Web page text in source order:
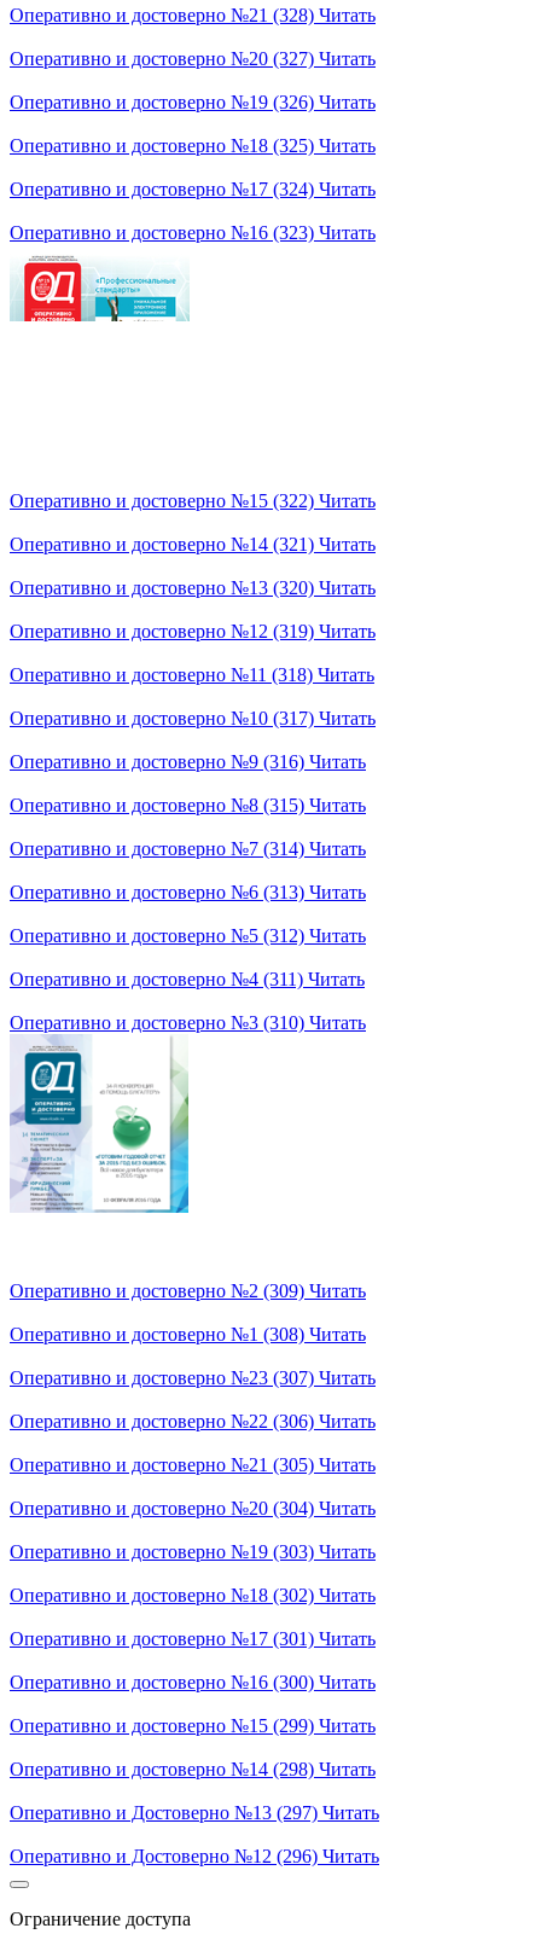
Оперативно и достоверно №21 (328) Читать
Оперативно и достоверно №20 (327) Читать
Оперативно и достоверно №19 (326) Читать
Оперативно и достоверно №18 (325) Читать
Оперативно и достоверно №17 (324) Читать
Оперативно и достоверно №16 (323) Читать
Оперативно и достоверно №15 (322) Читать
Оперативно и достоверно №14 (321) Читать
Оперативно и достоверно №13 (320) Читать
Оперативно и достоверно №12 (319) Читать
Оперативно и достоверно №11 (318) Читать
Оперативно и достоверно №10 (317) Читать
Оперативно и достоверно №9 (316) Читать
Оперативно и достоверно №8 (315) Читать
Оперативно и достоверно №7 (314) Читать
Оперативно и достоверно №6 (313) Читать
Оперативно и достоверно №5 (312) Читать
Оперативно и достоверно №4 (311) Читать
Оперативно и достоверно №3 (310) Читать
Оперативно и достоверно №2 (309) Читать
Оперативно и достоверно №1 (308) Читать
Оперативно и достоверно №23 (307) Читать
Оперативно и достоверно №22 (306) Читать
Оперативно и достоверно №21 (305) Читать
Оперативно и достоверно №20 (304) Читать
Оперативно и достоверно №19 (303) Читать
Оперативно и достоверно №18 (302) Читать
Оперативно и достоверно №17 (301) Читать
Оперативно и достоверно №16 (300) Читать
Оперативно и достоверно №15 (299) Читать
Оперативно и достоверно №14 (298) Читать
Оперативно и Достоверно №13 (297) Читать
Оперативно и Достоверно №12 (296) Читать
Ограничение доступа